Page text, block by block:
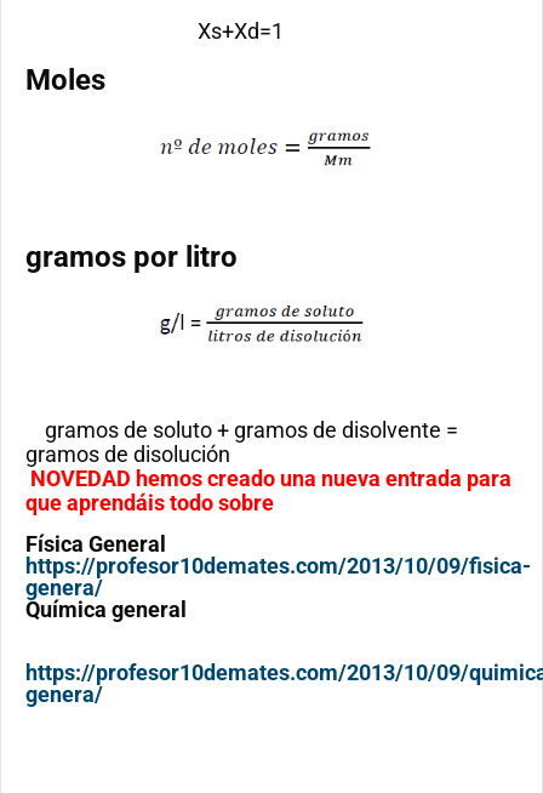
Xs+Xd=1
Moles
gramos por litro
gramos de soluto + gramos de disolvente =
gramos de disolución
NOVEDAD hemos creado una nueva entrada para
que aprendáis todo sobre
Física General
https://profesor10demates.com/2013/10/09/fisica-
genera/
Química general
https://profesor10demates.com/2013/10/09/
genera/